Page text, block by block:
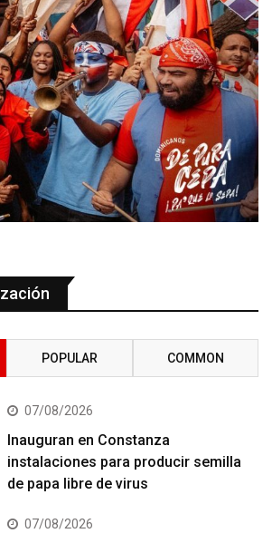
POPULAR COMMON
07/08/2026
Inauguran en Constanza
instalaciones para producir semilla
de papa libre de virus
07/08/2026